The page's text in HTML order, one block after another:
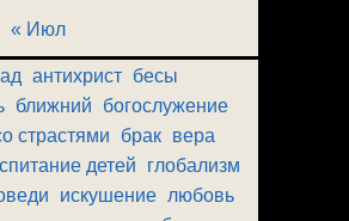
« Июл
ад антихрист бесы
ближний
богослужение
страстями брак вера
детей
глобализм
искушение любовь